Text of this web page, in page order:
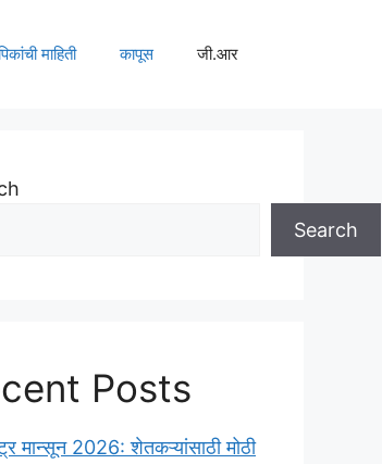
माहिती कापूस जी.आर
Search
Posts
मान्सून 2026: शेतकऱ्यांसाठी मोठी